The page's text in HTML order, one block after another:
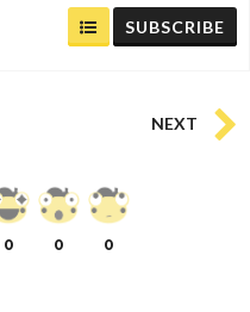
SUBSCRIBE
NEXT
0 0 0